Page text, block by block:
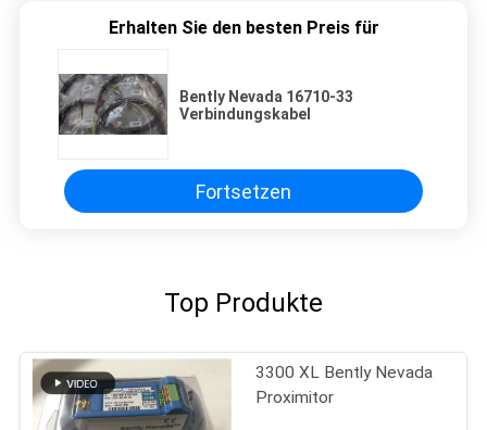
Erhalten Sie den besten Preis für
Bently Nevada 16710-33
Verbindungskabel
Fortsetzen
Top Produkte
3300 XL Bently Nevada
Proximitor